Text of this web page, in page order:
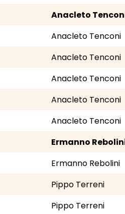
Anacleto
Anacleto Tenconi
Anacleto Tenconi
Anacleto Tenconi
Anacleto Tenconi
Anacleto Tenconi
Ermanno
Ermanno Rebolini
Pippo Terreni
Pippo Terreni